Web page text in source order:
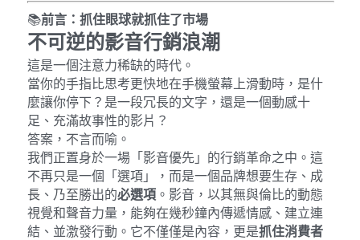
📚前言：抓住眼球就抓住了市場
不可逆的影音行銷浪潮
這是一個注意力稀缺的時代。
當你的手指比思考更快地在手機螢幕上滑動時，是什
麼讓你停下？是一段冗長的文字，還是一個動感十
足、充滿故事性的影片？
答案，不言而喻。
我們正置身於一場「影音優先」的行銷革命之中。這
不再只是一個「選項」，而是一個品牌想要生存、成
長、乃至勝出的必選項 。影音，以其無與倫比的動態
視覺和聲音力量，能夠在幾秒鐘內傳遞情感、建立連
結、並激發行動。它不僅僅是內容，更是抓住消費者